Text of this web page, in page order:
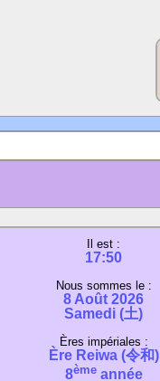
Il est :
17:50
Nous sommes le :
8 Août 2026
Samedi (土)
Ères impériales :
Ère Reiwa (令和)
8èmeannée